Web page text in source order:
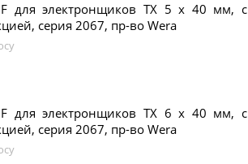
для электронщиков TX 5 x 40 мм, с
серия 2067, пр-во Wera
для электронщиков TX 6 x 40 мм, с
серия 2067, пр-во Wera